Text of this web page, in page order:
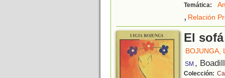
Temática:
, Relación
El
BOJUNGA,
SM ,
Colección: